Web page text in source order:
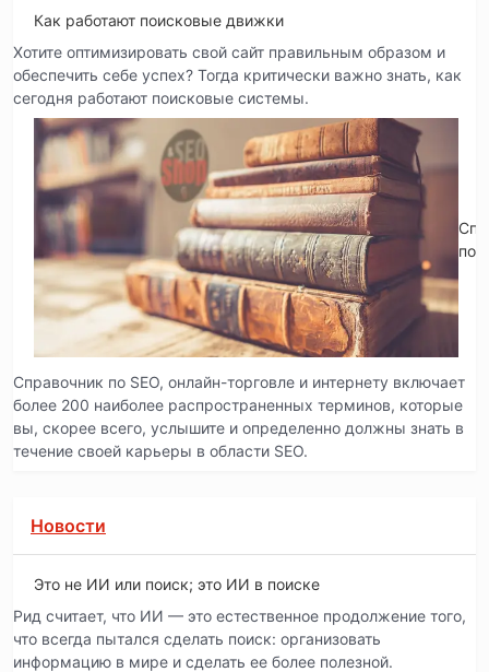
Как работают поисковые движки
Хотите оптимизировать свой сайт правильным образом и
обеспечить себе успех? Тогда критически важно знать, как
сегодня работают поисковые системы.
по
Справочник по SEO, онлайн-торговле и интернету включает
более 200 наиболее распространенных терминов, которые
вы, скорее всего, услышите и определенно должны знать в
течение своей карьеры в области SEO.
Новости
Это не ИИ или поиск; это ИИ в поиске
Рид считает, что ИИ — это естественное продолжение того,
что всегда пытался сделать поиск: организовать
информацию в мире и сделать ее более полезной.